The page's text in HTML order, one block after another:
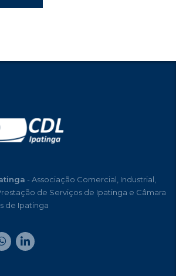
- Associação Comercial, Industrial,
de Serviços de Ipatinga e Câmara
de Ipatinga